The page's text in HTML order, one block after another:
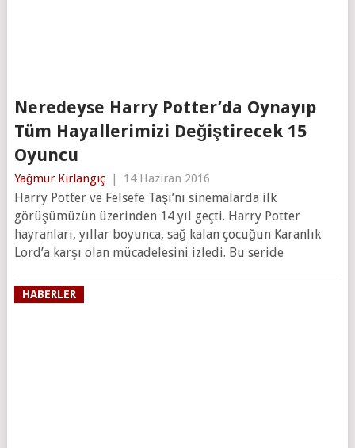
Neredeyse Harry Potter’da Oynayıp
Tüm Hayallerimizi Değiştirecek 15
Oyuncu
Yağmur Kırlangıç | 14 Haziran 2016
Harry Potter ve Felsefe Taşı’nı sinemalarda ilk
görüşümüzün üzerinden 14 yıl geçti. Harry Potter
hayranları, yıllar boyunca, sağ kalan çocuğun Karanlık
Lord’a karşı olan mücadelesini izledi. Bu seride
HABERLER